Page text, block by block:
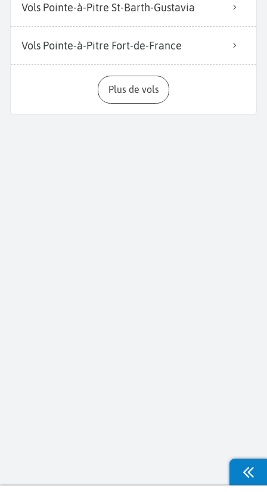
Vols Pointe-à-Pitre St-Barth-Gustavia
Vols Pointe-à-Pitre Fort-de-France
Plus de vols